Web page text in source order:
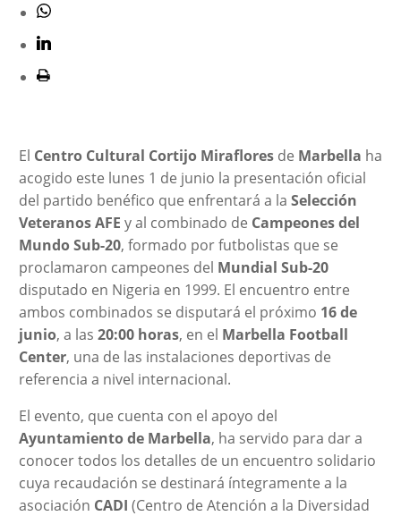
El Centro Cultural Cortijo Mirafloresde Marbella ha
acogido este lunes 1 de junio la presentación oficial
del partido benéfico que enfrentará a la Selección
Veteranos AFE y al combinado de Campeones del
Mundo Sub-20, formado por futbolistas que se
proclamaron campeones del Mundial Sub-20
disputado en Nigeria en 1999. El encuentro entre
ambos combinados se disputará el próximo 16 de
junio, a las 20:00 horas, en el Marbella Football
Center, una de las instalaciones deportivas de
referencia a nivel internacional.
El evento, que cuenta con el apoyo del
Ayuntamiento de Marbella, ha servido para dar a
conocer todos los detalles de un encuentro solidario
cuya recaudación se destinará íntegramente a la
asociación CADI (Centro de Atención a la Diversidad